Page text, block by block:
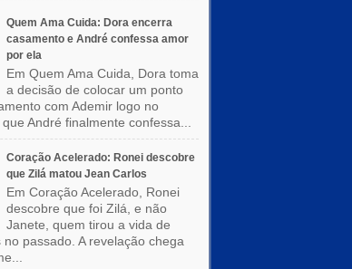
Quem Ama Cuida: Dora encerra
casamento e André confessa amor
por ela
Em Quem Ama Cuida, Dora toma
a decisão de colocar um ponto
com Ademir logo no
André finalmente confessa...
Coração Acelerado: Ronei descobre
que Zilá matou Jean Carlos
Em Coração Acelerado, Ronei
descobre que foi Zilá, e não
Janete, quem tirou a vida de
no passado. A revelação chega